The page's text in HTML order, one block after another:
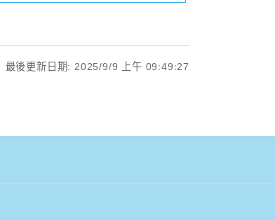
最後更新日期: 2025/9/9 上午 09:49:27